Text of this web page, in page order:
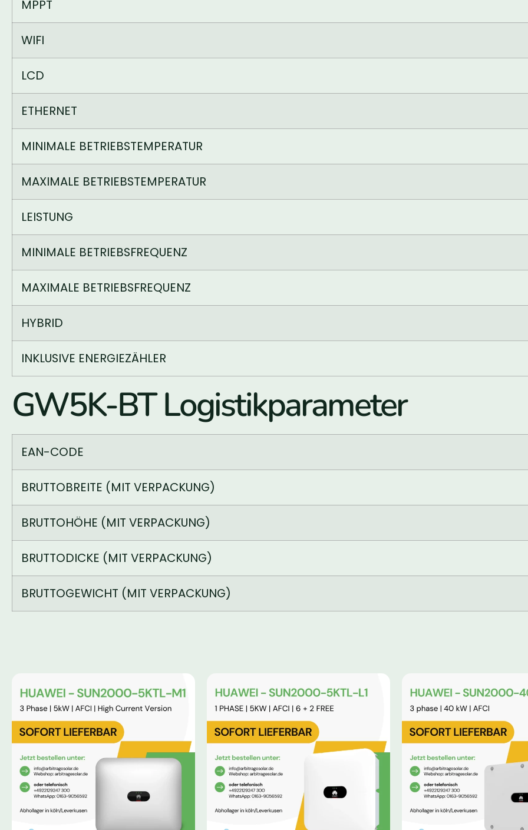
MPPT
WIFI
LCD
ETHERNET
MINIMALE BETRIEBSTEMPERATUR
MAXIMALE BETRIEBSTEMPERATUR
LEISTUNG
MINIMALE BETRIEBSFREQUENZ
MAXIMALE BETRIEBSFREQUENZ
HYBRID
INKLUSIVE ENERGIEZÄHLER
GW5K-BT Logistikparameter
EAN-CODE
BRUTTOBREITE (MIT VERPACKUNG)
BRUTTOHÖHE (MIT VERPACKUNG)
BRUTTODICKE (MIT VERPACKUNG)
BRUTTOGEWICHT (MIT VERPACKUNG)